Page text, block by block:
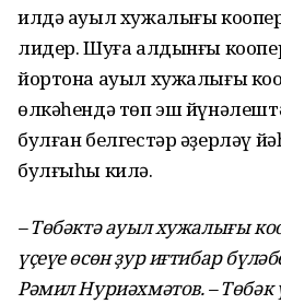
илдә ауыл хужалығы
лидер. Шуға алдынғы
йортона ауыл хужалығы
өлкәһендә төп эш
булған белгестәр әҙерләү
булғыһы килә.
– Төбәктә ауыл хужалығы
үҫеүе өсөн ҙур иғтибар
Рәмил Нуриәхмәтов. – Төбәк